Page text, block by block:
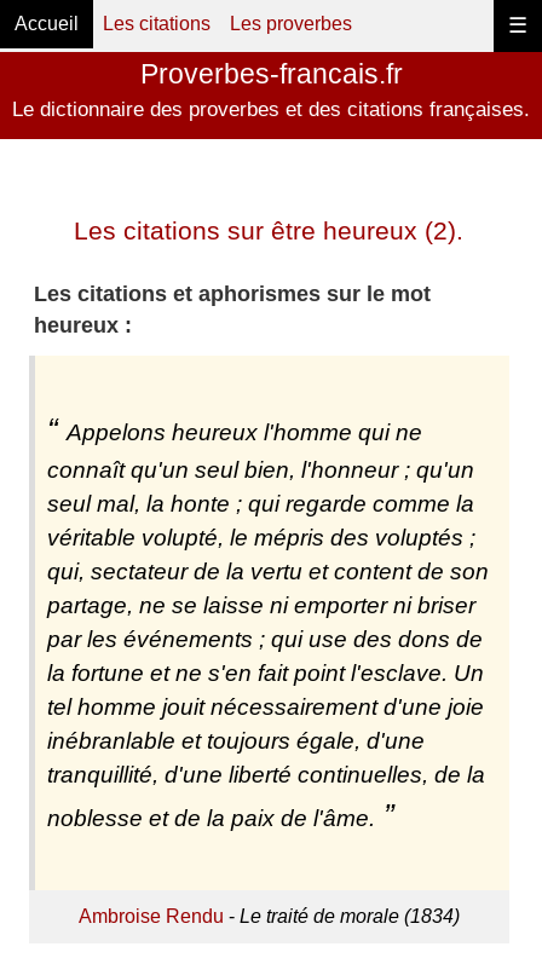
☰
Accueil Les citations Les proverbes
Proverbes-francais.fr
Le dictionnaire des proverbes et des citations françaises.
Les citations sur être heureux (2).
Les citations et aphorismes sur le mot
heureux :
Appelons heureux l'homme qui ne
connaît qu'un seul bien, l'honneur ; qu'un
seul mal, la honte ; qui regarde comme la
véritable volupté, le mépris des voluptés ;
qui, sectateur de la vertu et content de son
partage, ne se laisse ni emporter ni briser
par les événements ; qui use des dons de
la fortune et ne s'en fait point l'esclave. Un
tel homme jouit nécessairement d'une joie
inébranlable et toujours égale, d'une
tranquillité, d'une liberté continuelles, de la
noblesse et de la paix de l'âme.
Ambroise Rendu - Le traité de morale (1834)